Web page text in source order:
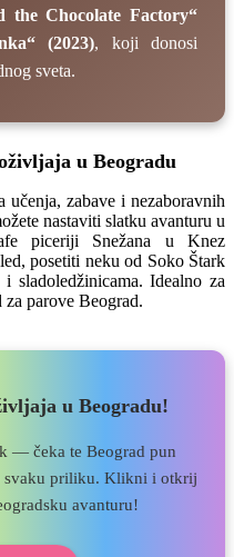
the Chocolate Factory“
(2023), koji donosi
sveta.
u Beogradu
učenja, zabave i nezaboravnih
nastaviti slatku avanturu u
piceriji Snežana u Knez
posetiti neku od Soko Štark
sladoledžinicama. Idealno za
parove Beograd.
u Beogradu!
— čeka te Beograd pun
svaku priliku. Klikni i otkrij
avanturu!